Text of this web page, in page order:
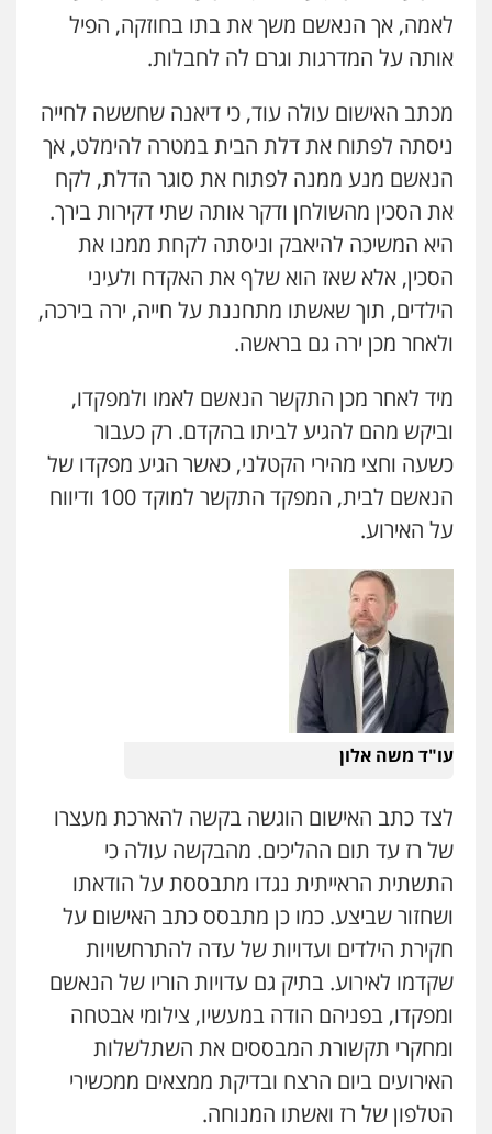
0505216700
פלילי צבאי מעצרים וחקירות
0547342002
עו"ד אלון קריטי
כלכלי מעצרים
0525544654
מנשה, אלמוג – עורכי דין
פלילי עבירות תנועה
0546470989
עו"ד זוהר ארבל
פלילי פשיעה חמורה מעצרים וחקירות
קטינים
0538788878
עו"ד אסף דוק
0526885006
לאמה, אך הנאשם משך את בתו בחוזקה, הפיל
אותה על המדרגות וגרם לה לחבלות.
מכתב האישום עולה עוד, כי דיאנה שחששה לחייה
ניסתה לפתוח את דלת הבית במטרה להימלט, אך
הנאשם מנע ממנה לפתוח את סוגר הדלת, לקח
את הסכין מהשולחן ודקר אותה שתי דקירות בירך.
היא המשיכה להיאבק וניסתה לקחת ממנו את
הסכין, אלא שאז הוא שלף את האקדח ולעיני
הילדים, תוך שאשתו מתחננת על חייה, ירה בירכה,
ולאחר מכן ירה גם בראשה.
מיד לאחר מכן התקשר הנאשם לאמו ולמפקדו,
וביקש מהם להגיע לביתו בהקדם. רק כעבור
כשעה וחצי מהירי הקטלני, כאשר הגיע מפקדו של
הנאשם לבית, המפקד התקשר למוקד 100 ודיווח
על האירוע.
עו"ד משה אלון
לצד כתב האישום הוגשה בקשה להארכת מעצרו
של רז עד תום ההליכים. מהבקשה עולה כי
התשתית הראייתית נגדו מתבססת על הודאתו
ושחזור שביצע. כמו כן מתבסס כתב האישום על
חקירת הילדים ועדויות של עדה להתרחשויות
שקדמו לאירוע. בתיק גם עדויות הוריו של הנאשם
ומפקדו, בפניהם הודה במעשיו, צילומי אבטחה
ומחקרי תקשורת המבססים את השתלשלות
האירועים ביום הרצח ובדיקת ממצאים ממכשירי
הטלפון של רז ואשתו המנוחה.
עו"ד דותן דניאלי
פלילי פשיעה חמורה צווארון לבן פשיעה
כלכלית עורכי דין לענייני אסירים נוער
0542442982
עו"ד שנהב אילון
פלילי פשיעה חמורה חקירות ומעצרים
נוער עורכי דין לענייני אסירים תעבורה
0549475678
עו"ד אורנת קמרון
משפחה נוער